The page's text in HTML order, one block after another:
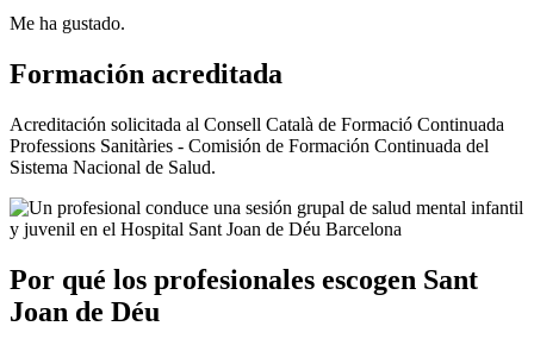
Me ha gustado.
Formación acreditada
Acreditación solicitada al Consell Català de Formació Continuada
Professions Sanitàries - Comisión de Formación Continuada del
Sistema Nacional de Salud.
Por qué los profesionales escogen Sant
Joan de Déu